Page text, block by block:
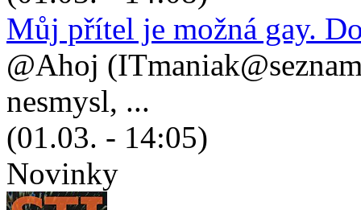
Můj přítel je možná gay.
@Ahoj
nesmysl, ...
(01.03. - 14:05)
Novinky